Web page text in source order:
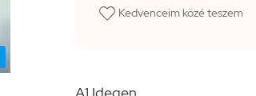
Kedvenceim közé teszem
A1 Idegen